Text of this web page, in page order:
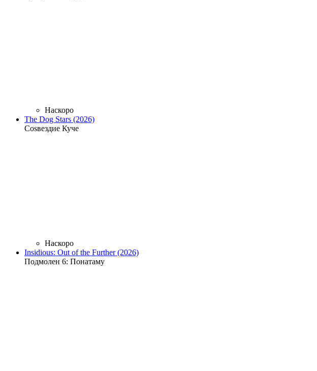
Наскоро
The Dog Stars (2026)
Соѕвездие Куче
Наскоро
Insidious: Out of the Further (2026)
Подмолен 6: Понатаму